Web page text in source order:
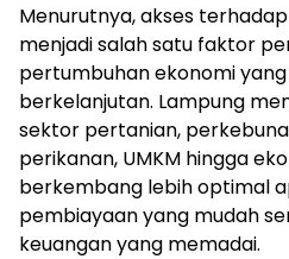
Menurutnya, akses
menjadi salah satu faktor
pertumbuhan ekonomi
berkelanjutan. Lampung
sektor pertanian,
perikanan, UMKM hingga
berkembang lebih optimal
pembiayaan yang mudah
keuangan yang memadai.